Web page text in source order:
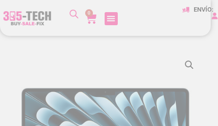
0 ENVÍO: